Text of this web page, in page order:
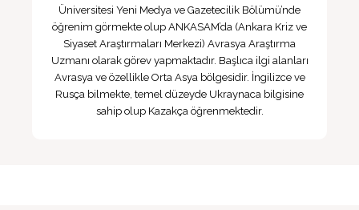
Üniversitesi Yeni Medya ve Gazetecilik Bölümü’nde
öğrenim görmekte olup ANKASAM’da (Ankara Kriz ve
Siyaset Araştırmaları Merkezi) Avrasya Araştırma
Uzmanı olarak görev yapmaktadır. Başlıca ilgi alanları
Avrasya ve özellikle Orta Asya bölgesidir. İngilizce ve
Rusça bilmekte, temel düzeyde Ukraynaca bilgisine
sahip olup Kazakça öğrenmektedir.